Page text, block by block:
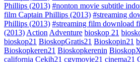
Phillips (2013) #nonton movie subtitle
film Captain Phillips (2013) #streaming
Phillips (2013) #streaming film download
(2013) Action Adventure bioskop 21
bioskop21 BioskopGratis21 Bioskopin21
Bioskopkeren21 Bioskopkerenin
california Cekih21 cgvmovie21 cinema21